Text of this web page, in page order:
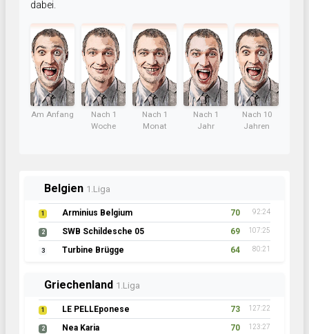
dabei.
Am Anfang
Nach 1
Woche
Nach 1
Monat
Nach 1
Jahr
Nach 10
Jahren
Belgien 1.Liga
1 Arminius Belgium 70 92:24
2 SWB Schildesche 05 69 107:25
3 Turbine Brügge 64 80:21
Griechenland 1.Liga
1 LE PELLEponese 73 127:22
2 Nea Karia 70 123:27